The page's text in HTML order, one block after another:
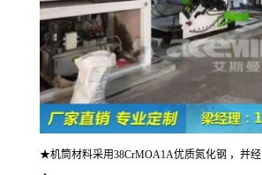
★机筒材料采用38CrMOA1A优质氮化钢 ，并